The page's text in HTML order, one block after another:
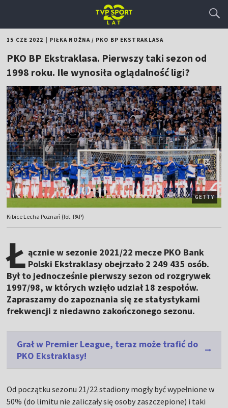
15 CZE 2022 PIŁKA NOŻNA/ PKO BP EKSTRAKLASA
PKO BP Ekstraklasa. Pierwszy taki sezon od
1998 roku. Ile wynosiła oglądalność ligi?
GETTY
Kibice Lecha Poznań (fot. PAP)
Ł ącznie w sezonie 2021/22 mecze PKO Bank
Polski Ekstraklasy obejrzało 2 249 435 osób.
Był to jednocześnie pierwszy sezon od rozgrywek
1997/98, w których wzięło udział 18 zespołów.
Zapraszamy do zapoznania się ze statystykami
frekwencji z niedawno zakończonego sezonu.
Grał w Premier League, teraz może trafić do
PKO Ekstraklasy!
Od początku sezonu 21/22 stadiony mogły być wypełnione w
50% (do limitu nie zaliczały się osoby zaszczepione) i taki